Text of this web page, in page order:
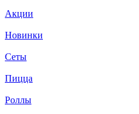
Акции
Новинки
Сеты
Пицца
Роллы